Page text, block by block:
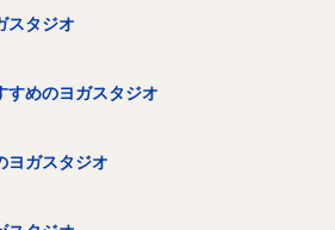
スタジオ
すめのヨガスタジオ
ヨガスタジオ